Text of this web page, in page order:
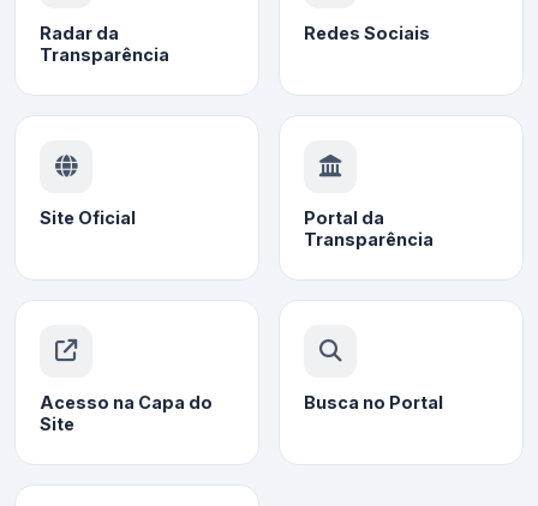
Radar da
Transparência
Redes Sociais
Site Oficial
Portal da
Transparência
Acesso na Capa do
Site
Busca no Portal